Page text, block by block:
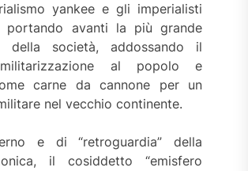
yankee e gli imperialisti
portando avanti la più grande
della società, addossando il
al popolo e
carne da cannone per un
nel vecchio continente.
e di “retroguardia” della
il cosiddetto “emisfero